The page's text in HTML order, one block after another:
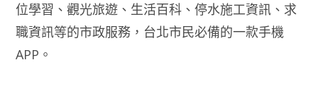
位學習、觀光旅遊、生活百科、停水施工資訊、求
職資訊等的市政服務，台北市民必備的一款手機
APP。